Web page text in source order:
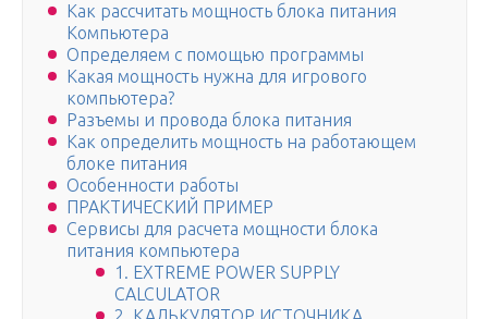
Как рассчитать мощность блока питания
Компьютера
Определяем с помощью программы
Какая мощность нужна для игрового
компьютера?
Разъемы и провода блока питания
Как определить мощность на работающем
блоке питания
Особенности работы
ПРАКТИЧЕСКИЙ ПРИМЕР
Сервисы для расчета мощности блока
питания компьютера
1. EXTREME POWER SUPPLY
CALCULATOR